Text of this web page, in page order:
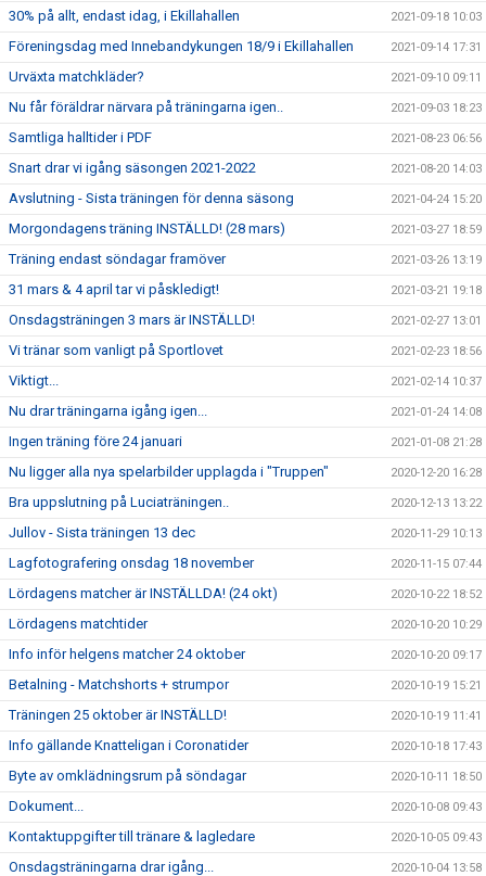
30% på allt, endast idag, i Ekillahallen 2021-09-18 10:03
Föreningsdag med Innebandykungen 18/9 i Ekillahallen 2021-09-14 17:31
Urväxta matchkläder? 2021-09-10 09:11
Nu får föräldrar närvara på träningarna igen.. 2021-09-03 18:23
Samtliga halltider i PDF 2021-08-23 06:56
Snart drar vi igång säsongen 2021-2022 2021-08-20 14:03
Avslutning - Sista träningen för denna säsong 2021-04-24 15:20
Morgondagens träning INSTÄLLD! (28 mars) 2021-03-27 18:59
Träning endast söndagar framöver 2021-03-26 13:19
31 mars & 4 april tar vi påskledigt! 2021-03-21 19:18
Onsdagsträningen 3 mars är INSTÄLLD! 2021-02-27 13:01
Vi tränar som vanligt på Sportlovet 2021-02-23 18:56
Viktigt... 2021-02-14 10:37
Nu drar träningarna igång igen... 2021-01-24 14:08
Ingen träning före 24 januari 2021-01-08 21:28
Nu ligger alla nya spelarbilder upplagda i "Truppen" 2020-12-20 16:28
Bra uppslutning på Luciaträningen.. 2020-12-13 13:22
Jullov - Sista träningen 13 dec 2020-11-29 10:13
Lagfotografering onsdag 18 november 2020-11-15 07:44
Lördagens matcher är INSTÄLLDA! (24 okt) 2020-10-22 18:52
Lördagens matchtider 2020-10-20 10:29
Info inför helgens matcher 24 oktober 2020-10-20 09:17
Betalning - Matchshorts + strumpor 2020-10-19 15:21
Träningen 25 oktober är INSTÄLLD! 2020-10-19 11:41
Info gällande Knatteligan i Coronatider 2020-10-18 17:43
Byte av omklädningsrum på söndagar 2020-10-11 18:50
Dokument... 2020-10-08 09:43
Kontaktuppgifter till tränare & lagledare 2020-10-05 09:43
Onsdagsträningarna drar igång... 2020-10-04 13:58